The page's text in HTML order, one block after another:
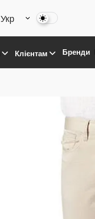
Укр
Клієнтам Бренди